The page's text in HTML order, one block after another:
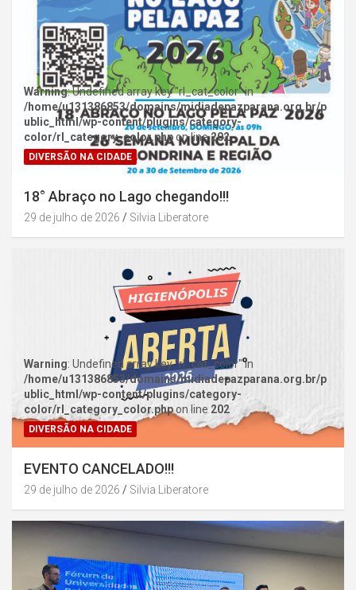
Warning: Undefined array key "rl_cat_color" in
/home/u131386853/domains/midiadepazparana.org.br/p
ublic_html/wp-content/plugins/category-
color/rl_category_color.phpon line202
DIVERSÃO NA CIDADE
18° Abraço no Lago chegando!!!
29 de julho de 2026 Silvia Liberatore
Warning: Undefined array key "rl_cat_color" in
/home/u131386853/domains/midiadepazparana.org.br/p
ublic_html/wp-content/plugins/category-
color/rl_category_color.phpon line 202
DIVERSÃO NA CIDADE
EVENTO CANCELADO!!!
29 de julho de 2026 Silvia Liberatore